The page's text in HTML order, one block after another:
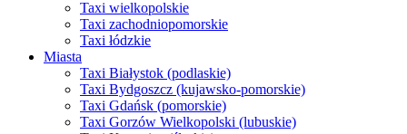
Taxi wielkopolskie
Taxi zachodniopomorskie
Taxi łódzkie
Miasta
Taxi Białystok (podlaskie)
Taxi Bydgoszcz (kujawsko-pomorskie)
Taxi Gdańsk (pomorskie)
Taxi Gorzów Wielkopolski (lubuskie)